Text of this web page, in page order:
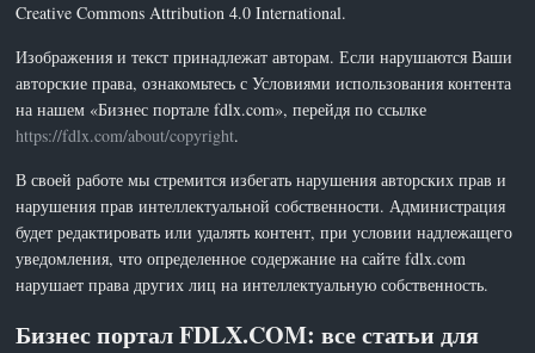
Creative Commons Attribution 4.0 International.
Изображения и текст принадлежат авторам. Если нарушаются Ваши
авторские права, ознакомьтесь с Условиями использования контента
на нашем «Бизнес портале fdlx.com», перейдя по ссылке
https://fdlx.com/about/copyright.
В своей работе мы стремится избегать нарушения авторских прав и
нарушения прав интеллектуальной собственности. Администрация
будет редактировать или удалять контент, при условии надлежащего
уведомления, что определенное содержание на сайте fdlx.com
нарушает права других лиц на интеллектуальную собственность.
Бизнес портал FDLX.COM: все статьи для